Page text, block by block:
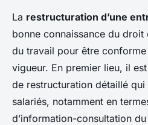
La restructuration d’une
bonne connaissance du
du travail pour être
vigueur. En premier lieu, il
de restructuration détaillé
salariés, notamment en
d’information-consultation